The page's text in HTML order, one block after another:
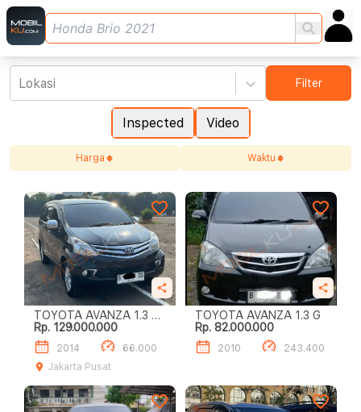
Inspected Video
Lokasi Filter
Harga Waktu
TOYOTA AVANZA 1.3 G
HARGA SPESIAL‼️
Rp. 129.000.000
2014
66.000
Jakarta Pusat
TOYOTA AVANZA 1.3 G
Rp. 82.000.000
2010 243.400